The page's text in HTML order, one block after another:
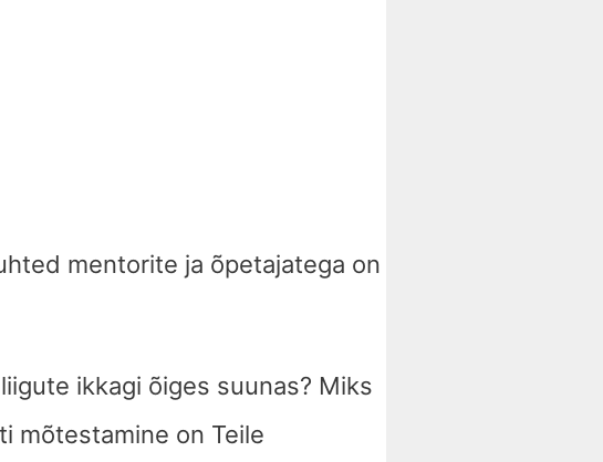
mentorite ja õpetajatega on
ikkagi õiges suunas? Miks
mõtestamine on Teile